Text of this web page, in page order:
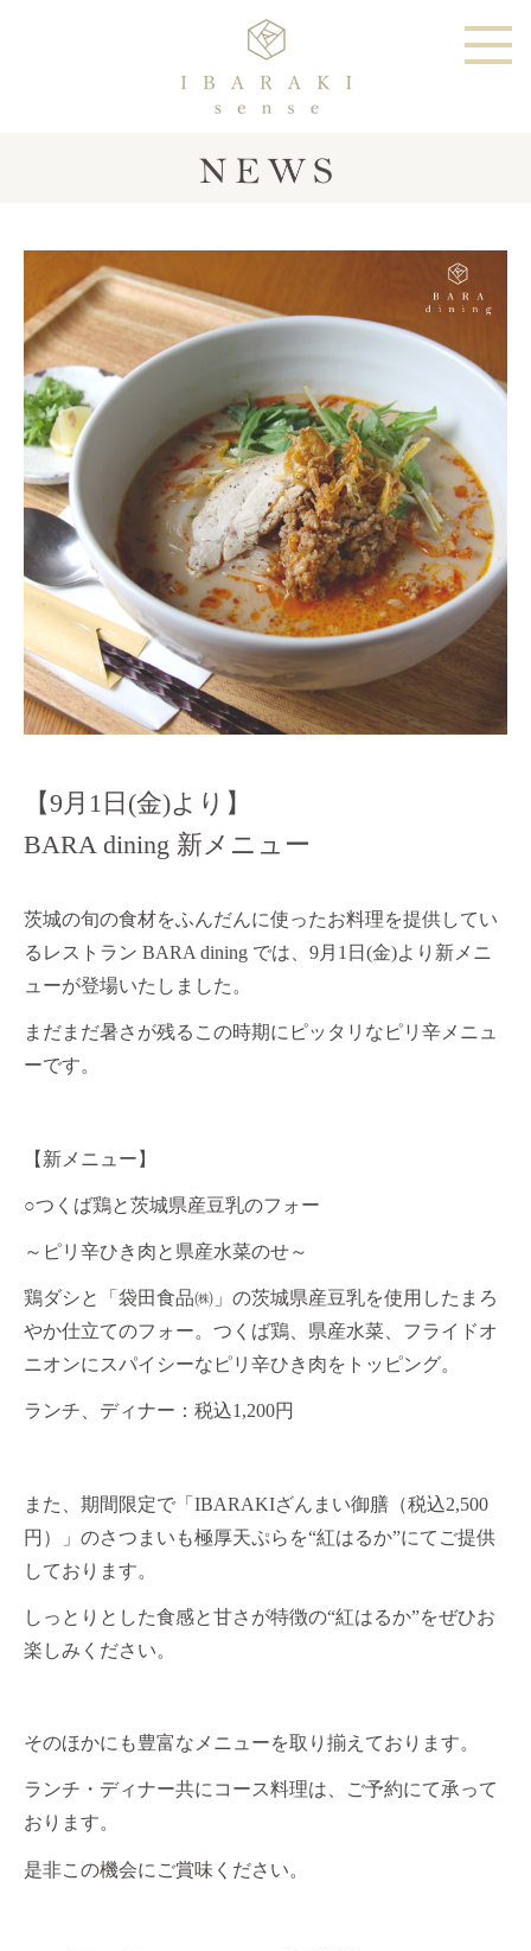
【9月1日(金)より】
BARA dining 新メニュー
茨城の旬の食材をふんだんに使ったお料理を提供してい
るレストラン BARA dining では、 9月 1 日 (金)より新メニ
ューが登場いたしました。
まだまだ暑さが残るこの時期にピッタリなピリ辛メニュ
ーです。
【新メニュー】
○つくば鶏と茨城県産豆乳のフォー
～ピリ辛ひき肉と県産水菜のせ～
鶏ダシと「袋田食品㈱」の茨城県産豆乳を使用したまろ
やか仕立てのフォー。つくば鶏、県産水菜、フライドオ
ニオンにスパイシーなピリ辛ひき肉をトッピング。
ランチ、ディナー：税込1,200円
また、期間限定で「IBARAKIざんまい御膳（税込2,500
円）」のさつまいも極厚天ぷらを“紅はるか”にてご提供
しております。
しっとりとした食感と甘さが特徴の“紅はるか”をぜひお
楽しみください。
そのほかにも豊富なメニューを取り揃えております。
ランチ・ディナー共にコース料理は、ご予約にて承って
おります。
是非この機会にご賞味ください。